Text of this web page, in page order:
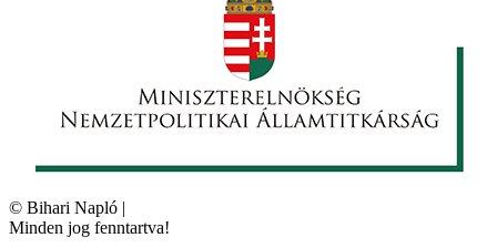
© Bihari Napló |
Minden jog fenntartva!